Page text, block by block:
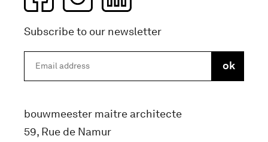
Subscribe to our newsletter
bouwmeester maitre architecte
59, Rue de Namur